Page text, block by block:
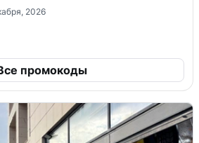
2026
промокоды